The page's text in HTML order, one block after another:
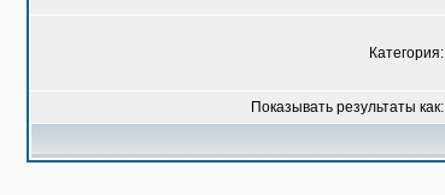
Категория:
Показывать результаты как: